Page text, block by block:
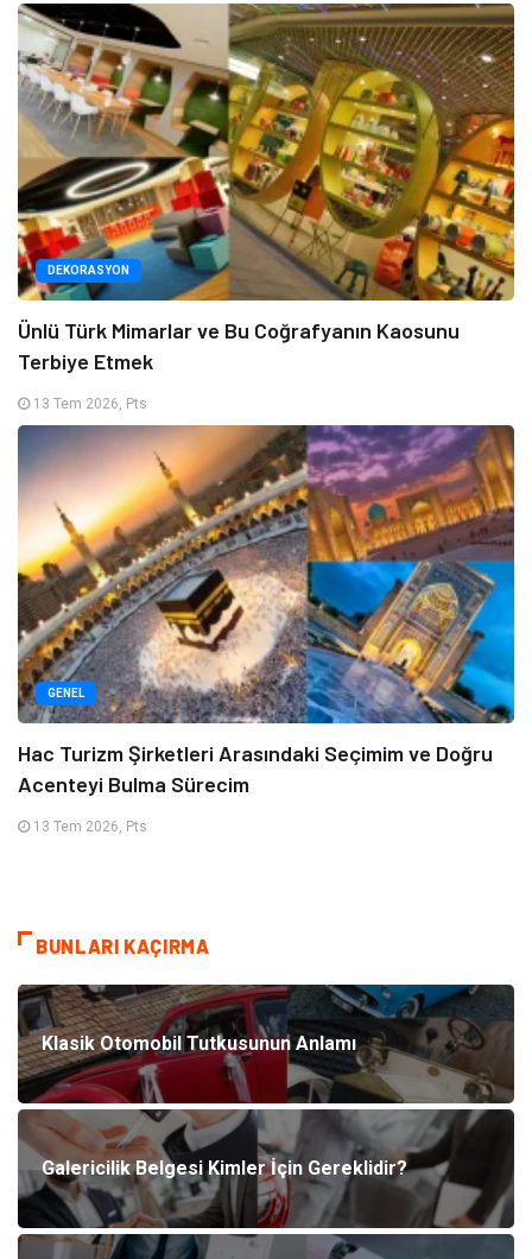
DEKORASYON
Ünlü Türk Mimarlar ve Bu Coğrafyanın Kaosunu
Terbiye Etmek
13 Tem 2026, Pts
GENEL
Hac Turizm Şirketleri Arasındaki Seçimim ve Doğru
Acenteyi Bulma Sürecim
13 Tem 2026, Pts
BUNLARI KAÇIRMA
Klasik Otomobil Tutkusunun Anlamı
Galericilik Belgesi Kimler İçin Gereklidir?